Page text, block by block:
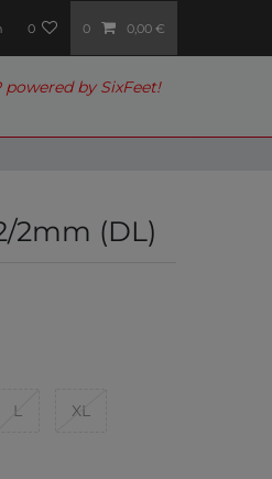
0 0 0,00 €
powered by SixFeet!
2mm (DL)
L XL